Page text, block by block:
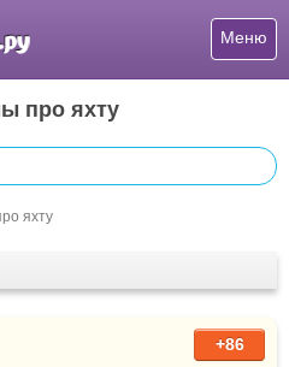
Меню
про яхту
яхту
+86